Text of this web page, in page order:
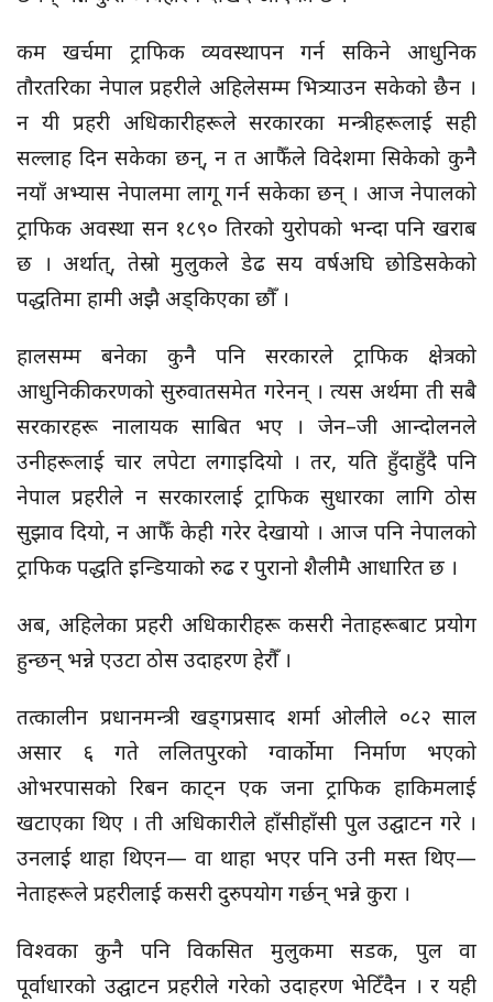
कम खर्चमा ट्राफिक व्यवस्थापन गर्न सकिने आधुनिक
तौरतरिका नेपाल प्रहरीले अहिलेसम्म भित्र्याउन सकेको छैन ।
न यी प्रहरी अधिकारीहरूले सरकारका मन्त्रीहरूलाई सही
सल्लाह दिन सकेका छन्, न त आफैँले विदेशमा सिकेको कुनै
नयाँ अभ्यास नेपालमा लागू गर्न सकेका छन् । आज नेपालको
ट्राफिक अवस्था सन १८९० तिरको युरोपको भन्दा पनि खराब
छ । अर्थात्, तेस्रो मुलुकले डेढ सय वर्षअघि छोडिसकेको
पद्धतिमा हामी अझै अड्किएका छौँ ।
हालसम्म बनेका कुनै पनि सरकारले ट्राफिक क्षेत्रको
आधुनिकीकरणको सुरुवातसमेत गरेनन् । त्यस अर्थमा ती सबै
सरकारहरू नालायक साबित भए । जेन–जी आन्दोलनले
उनीहरूलाई चार लपेटा लगाइदियो । तर, यति हुँदाहुँदै पनि
नेपाल प्रहरीले न सरकारलाई ट्राफिक सुधारका लागि ठोस
सुझाव दियो, न आफैँ केही गरेर देखायो । आज पनि नेपालको
ट्राफिक पद्धति इन्डियाको रुढ र पुरानो शैलीमै आधारित छ ।
अब, अहिलेका प्रहरी अधिकारीहरू कसरी नेताहरूबाट प्रयोग
हुन्छन् भन्ने एउटा ठोस उदाहरण हेरौँ ।
तत्कालीन प्रधानमन्त्री खड्गप्रसाद शर्मा ओलीले ०८२ साल
असार ६ गते ललितपुरको ग्वार्कोमा निर्माण भएको
ओभरपासको रिबन काट्न एक जना ट्राफिक हाकिमलाई
खटाएका थिए । ती अधिकारीले हाँसीहाँसी पुल उद्घाटन गरे ।
उनलाई थाहा थिएन— वा थाहा भएर पनि उनी मस्त थिए—
नेताहरूले प्रहरीलाई कसरी दुरुपयोग गर्छन् भन्ने कुरा ।
विश्वका कुनै पनि विकसित मुलुकमा सडक, पुल वा
पूर्वाधारको उद्घाटन प्रहरीले गरेको उदाहरण भेटिँदैन । र यही